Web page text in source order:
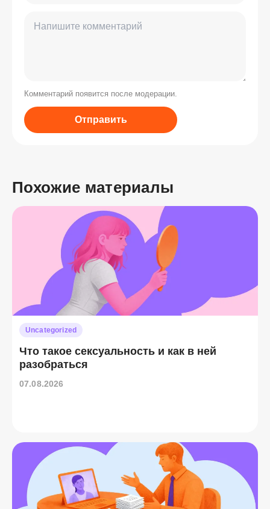
Комментарий появится после модерации.
Отправить
Похожие материалы
Uncategorized
Что такое сексуальность и как в ней
разобраться
07.08.2026